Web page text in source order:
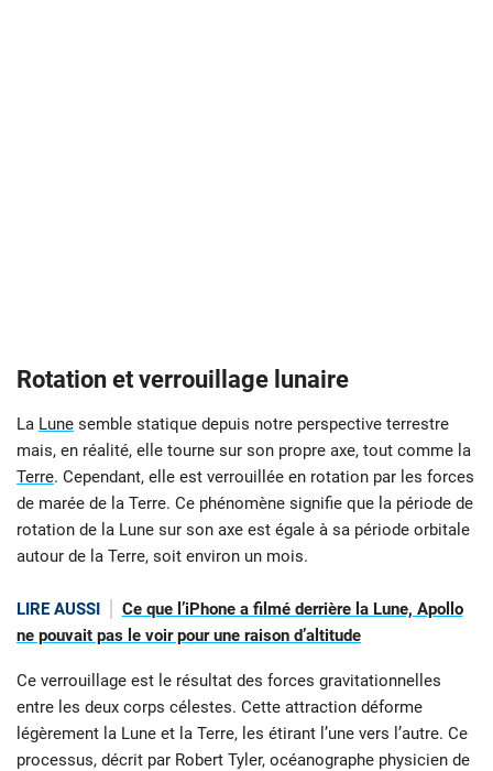
Rotation et verrouillage lunaire
La Lune semble statique depuis notre perspective terrestre
mais, en réalité, elle tourne sur son propre axe, tout comme la
Terre. Cependant, elle est verrouillée en rotation par les forces
de marée de la Terre. Ce phénomène signifie que la période de
rotation de la Lune sur son axe est égale à sa période orbitale
autour de la Terre, soit environ un mois.
LIRE AUSSI
Ce que l’iPhone a filmé derrière la Lune, Apollo
ne pouvait pas le voir pour une raison d’altitude
Ce verrouillage est le résultat des forces gravitationnelles
entre les deux corps célestes. Cette attraction déforme
légèrement la Lune et la Terre, les étirant l’une vers l’autre. Ce
processus, décrit par Robert Tyler, océanographe physicien de